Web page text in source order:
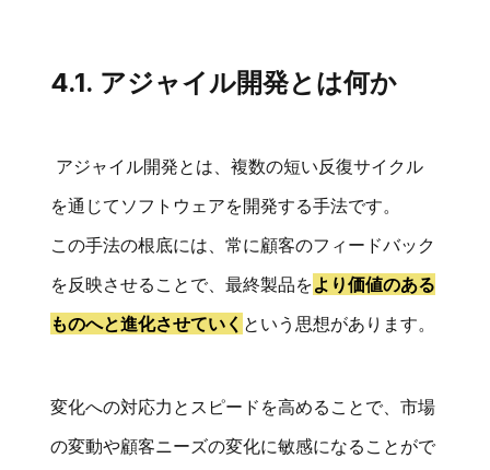
4.1. アジャイル開発とは何か
アジャイル開発とは、複数の短い反復サイクル
を通じてソフトウェアを開発する手法です。
この手法の根底には、常に顧客のフィードバック
を反映させることで、最終製品をより価値のある
ものへと進化させていく という思想があります。
変化への対応力とスピードを高めることで、市場
の変動や顧客ニーズの変化に敏感になることがで